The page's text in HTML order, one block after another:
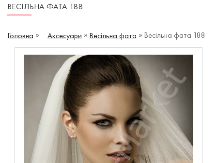
ВЕСІЛЬНА ФАТА 188
Головна Аксесуари Весільна фата Весільна фата 188